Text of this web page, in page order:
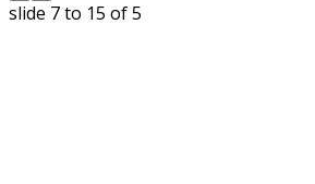
slide 7 to 15 of 5